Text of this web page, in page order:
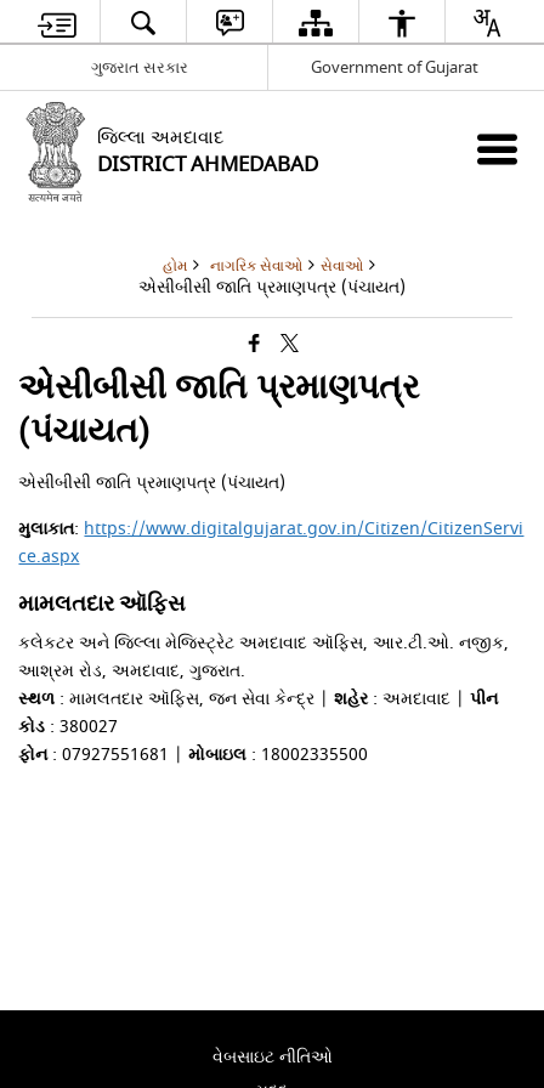
ગુજરાત સરકાર Government of Gujarat
જિલ્લા અમદાવાદ
DISTRICT AHMEDABAD
હોમ નાગરિક સેવાઓ સેવાઓ
એસીબીસી જાતિ પ્રમાણપત્ર (પંચાયત)
એસીબીસી જાતિ પ્રમાણપત્ર
(પંચાયત)
એસીબીસી જાતિ પ્રમાણપત્ર (પંચાયત)
મુલાકાત: https://www.digitalgujarat.gov.in/Citizen/CitizenServi
ce.aspx
મામલતદાર ઑફિસ
કલેકટર અને જિલ્લા મેજિસ્ટ્રેટ અમદાવાદ ઑફિસ, આર.ટી.ઓ. નજીક,
આશ્રમ રોડ, અમદાવાદ, ગુજરાત.
સ્થળ : મામલતદાર ઑફિસ, જન સેવા કેન્દ્ર |શહેર: અમદાવાદ |પીન
કોડ : 380027
ફોન: 07927551681 |મોબાઇલ : 18002335500
વેબસાઇટ નીતિઓ